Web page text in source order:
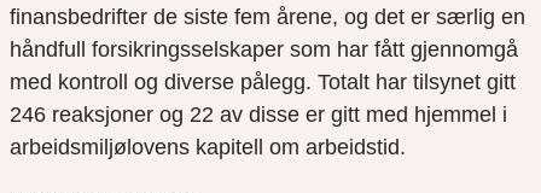
finansbedrifter de siste fem årene, og det er særlig en
håndfull forsikringsselskaper som har fått gjennomgå
med kontroll og diverse pålegg. Totalt har tilsynet gitt
246 reaksjoner og 22 av disse er gitt med hjemmel i
arbeidsmiljølovens kapitell om arbeidstid.